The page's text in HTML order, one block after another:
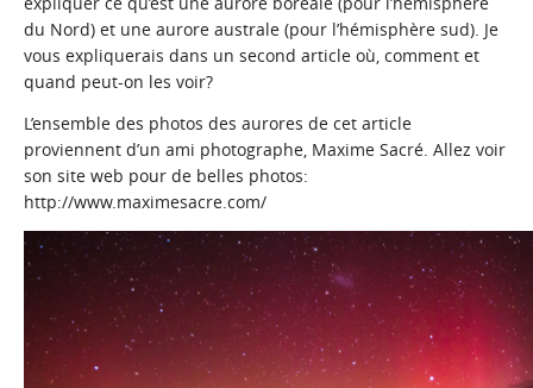
du Nord) et une aurore australe (pour l’hémisphère sud). Je
vous expliquerais dans un second article où, comment et
quand peut-on les voir?
L’ensemble des photos des aurores de cet article
proviennent d’un ami photographe, Maxime Sacré. Allez voir
son site web pour de belles photos:
http://www.maximesacre.com/